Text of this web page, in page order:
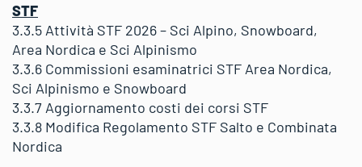
STF
3.3.5 Attività STF 2026 – Sci Alpino, Snowboard,
Area Nordica e Sci Alpinismo
3.3.6 Commissioni esaminatrici STF Area Nordica,
Sci Alpinismo e Snowboard
3.3.7 Aggiornamento costi dei corsi STF
3.3.8 Modifica Regolamento STF Salto e Combinata
Nordica